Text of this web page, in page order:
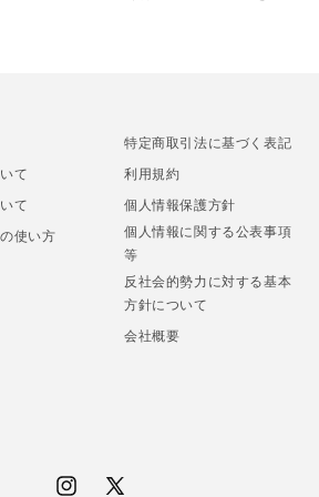
て
て
使い方
特定商取引法に基づく表記
利用規約
個人情報保護方針
個人情報に関する公表事項
等
反社会的勢力に対する基本
方針について
会社概要